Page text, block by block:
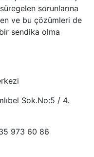
sorunlarına
ve bu çözümleri de
sendika olma
Sok.No:5 / 4.
973 60 86